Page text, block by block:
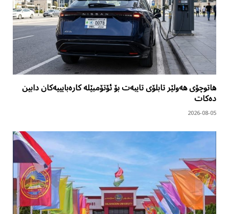
هاتوچۆی هەولێر تابلۆی تایبەت بۆ ئۆتۆمبێلە کارەبایییەکان دابین
دەکات
2026-08-05